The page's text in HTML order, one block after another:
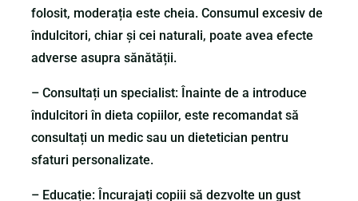
folosit, moderația este cheia. Consumul excesiv de
îndulcitori, chiar și cei naturali, poate avea efecte
adverse asupra sănătății.
– Consultați un specialist: Înainte de a introduce
îndulcitori în dieta copiilor, este recomandat să
consultați un medic sau un dietetician pentru
sfaturi personalizate.
– Educație: Încurajați copiii să dezvolte un gust